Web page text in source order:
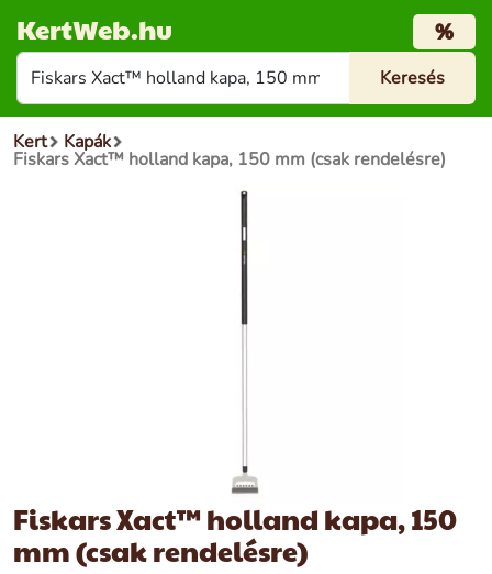
KertWeb.hu %
Kert Kapák
Fiskars Xact™ holland kapa, 150 mm (csak rendelésre)
Fiskars Xact™ holland kapa, 150
mm (csak rendelésre)